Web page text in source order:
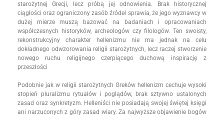
starożytnej Grecji, lecz próbą jej odnowienia. Brak historycznej
ciągłości oraz ograniczony zasób źródeł sprawia, że jego wyznawcy w
dużej mierze muszą bazować na badaniach i opracowaniach
współczesnych historyków, archeologów czy filologów. Ten swoisty,
rekonstrukcyjny charakter hellenizmu nie ma jednak na celu
dokładnego odwzorowania religii starożytnych, lecz raczej stworzenie
nowego ruchu religijnego czerpiącego duchową inspirację z
przeszłości
Podobnie jak w religii starożytnych Greków hellenizm cechuje wysoki
stopień pluralizmu rytuałów i poglądów, brak sztywno ustalonych
zasad oraz synkretyzm. Helleniści nie posiadają swojej świętej księgi
ani narzuconych z góry zasad wiary. Za najwyższe objawienie bogów